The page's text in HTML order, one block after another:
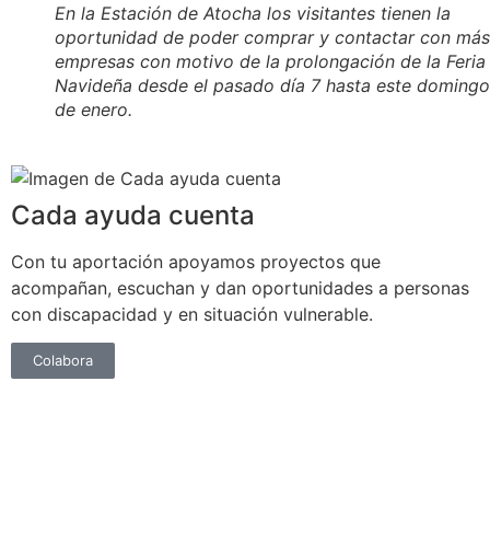
En la Estación de Atocha los visitantes tienen la
oportunidad de poder comprar y contactar con más
empresas con motivo de la prolongación de la Feria
Navideña desde el pasado día 7 hasta este
de enero.
Cada ayuda cuenta
Con tu aportación apoyamos proyectos que
acompañan, escuchan y dan oportunidades a personas
con discapacidad y en situación vulnerable.
Colabora